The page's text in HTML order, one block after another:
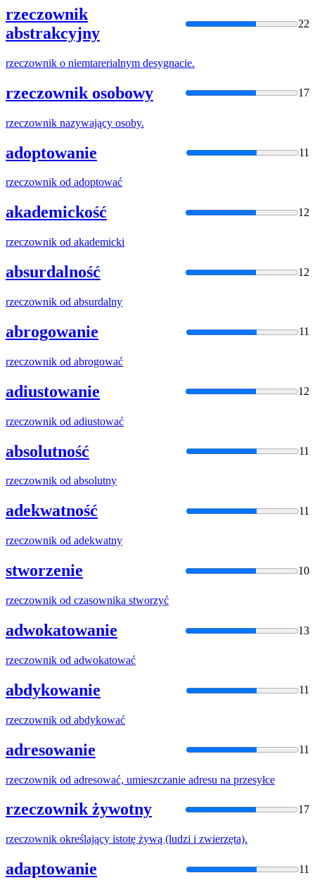
rzeczownik
abstrakcyjny
22
rzeczownik o niemtarerialnym desygnacie.
rzeczownik osobowy 17
rzeczownik nazywający osoby.
adoptowanie 11
rzeczownik od adoptować
akademickość 12
rzeczownik od akademicki
absurdalność 12
rzeczownik od absurdalny
abrogowanie 11
rzeczownik od abrogować
adiustowanie 12
rzeczownik od adiustować
absolutność 11
rzeczownik od absolutny
adekwatność 11
rzeczownik od adekwatny
stworzenie 10
rzeczownik od czasownika stworzyć
adwokatowanie 13
rzeczownik od adwokatować
abdykowanie 11
rzeczownik od abdykować
adresowanie 11
rzeczownik od adresować, umieszczanie adresu na przesyłce
rzeczownik żywotny 17
rzeczownik określający istotę żywą (ludzi i zwierzęta).
adaptowanie 11